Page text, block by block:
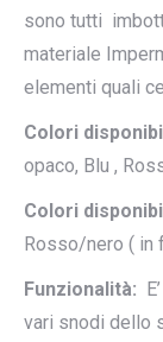
sono tutti
materiale
elementi quali
Colori
opaco, Blu ,
Colori
Rosso/nero ( in
Funzionalità:
vari snodi dello